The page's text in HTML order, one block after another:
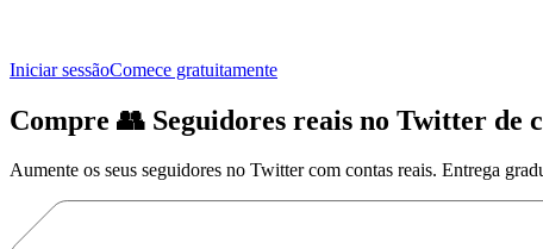
Iniciar sessãoComece gratuitamente
Compre 👥 Seguidores reais no Twitter de
Aumente os seus seguidores no Twitter com contas reais. Entrega